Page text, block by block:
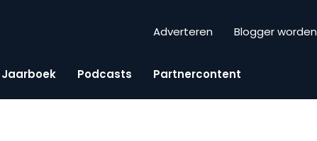
Adverteren Blogger worden
Jaarboek Podcasts Partnercontent